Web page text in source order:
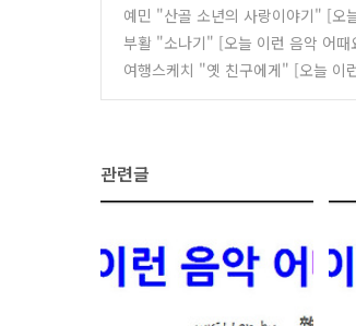
예민 "산골 소년의 사랑이야기" [오
부활 "소나기" [오늘 이런 음악 어
여행스케치 "옛 친구에게" [오늘 이
관련글